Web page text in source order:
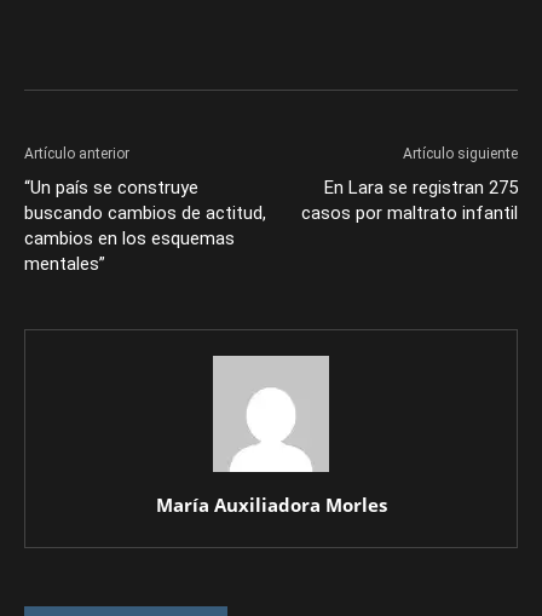
Artículo anterior
“Un país se construye
buscando cambios de actitud,
cambios en los esquemas
mentales”
Artículo siguiente
En Lara se registran 275
casos por maltrato infantil
María Auxiliadora Morles